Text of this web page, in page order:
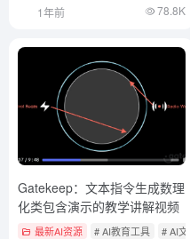
1年前 78.8K
Gatekeep：文本指令生成数理
化类包含演示的教学讲解视频
最新AI资源 # AI教育工具 # AI